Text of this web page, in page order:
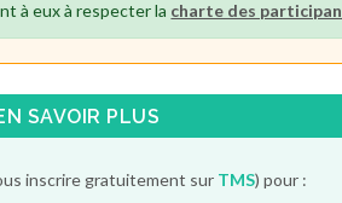
à eux à respecter la charte des
SAVOIR PLUS
inscrire gratuitement sur TMS) pour :